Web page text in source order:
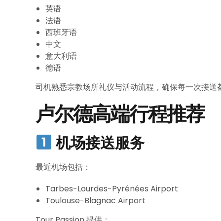
英语
法语
西班牙语
中文
意大利语
德语
司机熟悉宗教场所礼仪与活动流程，确保每一次接送
卢尔德高端行程推荐
机场接送服务
最近机场包括：
Tarbes-Lourdes-Pyrénées Airport
Toulouse-Blagnac Airport